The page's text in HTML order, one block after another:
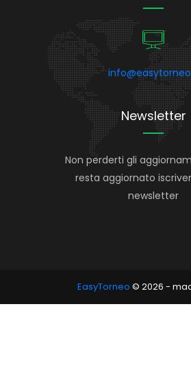
Newsletter
Non perderti gli
resta aggiornato
newsletter
EasyTorneo © 2026 -